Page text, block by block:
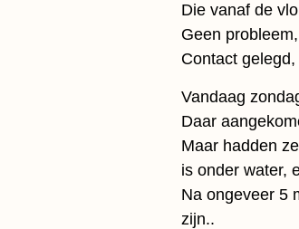
Die vanaf de
Geen
Contact
Vandaag
Daar
Maar hadden
is onder water,
Na ongeveer 5
zijn..